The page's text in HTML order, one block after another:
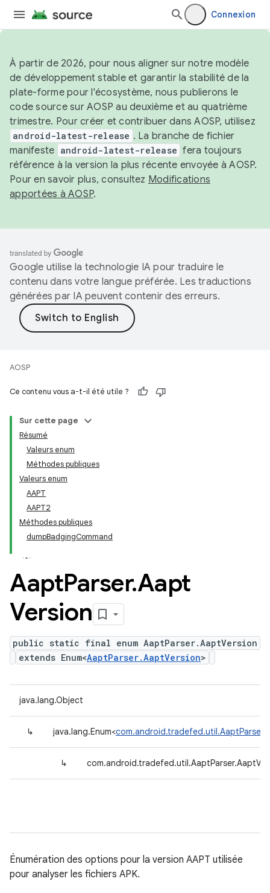
Connexion
À partir de 2026, pour nous aligner sur notre modèle
de développement stable et garantir la stabilité de la
plate-forme pour l'écosystème, nous publierons le
code source sur AOSP au deuxième et au quatrième
trimestre. Pour créer et contribuer dans AOSP, utilisez
android-latest-release . La branche de fichier
manifeste android-latest-release fera toujours
référence à la version la plus récente envoyée à AOSP.
Pour en savoir plus, consultez Modifications
apportées à AOSP.
Google utilise la technologie IA pour traduire le
contenu dans votre langue préférée. Les traductions
générées par IA peuvent contenir des erreurs.
AOSP
Ce contenu vous a-t-il été utile ?
Sur cette page
Résumé
Valeurs enum
Méthodes publiques
Valeurs enum
AAPT
AAPT2
Méthodes publiques
dumpBadgingCommand
AaptParser.Aapt
Version
public static final enum AaptParser.AaptVersion
extends Enum<AaptParser.AaptVersion>
java.lang.Object
↳ java.lang.Enum<
↳
Énumération des options pour la version AAPT utilisée
pour analyser les fichiers APK.